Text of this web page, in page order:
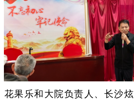
花果乐和大院负责人、长沙